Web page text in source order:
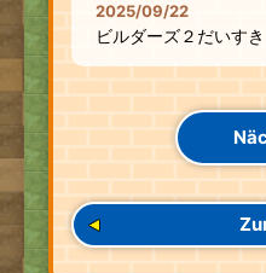
2025/09/22
ビルダーズ２だいす